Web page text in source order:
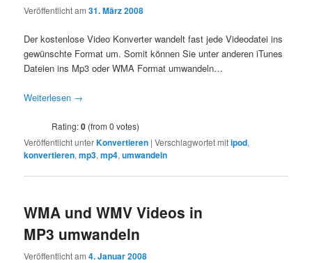
Veröffentlicht am31. März 2008
Der kostenlose Video Konverter wandelt fast jede Videodatei ins
gewünschte Format um. Somit können Sie unter anderen iTunes
Dateien ins Mp3 oder WMA Format umwandeln…
Weiterlesen →
Rating:0 (from 0 votes)
Veröffentlicht unterKonvertieren |Verschlagwortet mitipod,
konvertieren,mp3,mp4,umwandeln
WMA und WMV Videos in
MP3 umwandeln
Veröffentlicht am4. Januar 2008